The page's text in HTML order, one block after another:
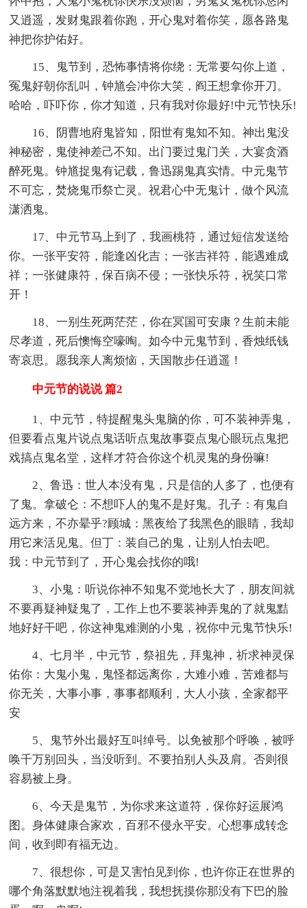
又逍遥，发财鬼跟着你跑，开心鬼对着你笑，愿各路鬼
神把你护佑好。
15、鬼节到，恐怖事情将你绕：无常要勾你上道，
冤鬼好朝你乱叫，钟馗会冲你大笑，阎王想拿你开刀。
哈哈，吓吓你，你才知道，只有我对你最好!中元节快乐!
16、阴曹地府鬼皆知，阳世有鬼知不知。神出鬼没
神秘密，鬼使神差己不知。出门要过鬼门关，大宴贪酒
醉死鬼。钟馗捉鬼有记载，鲁迅踢鬼真实情。中元鬼节
不可忘，焚烧鬼币祭亡灵。祝君心中无鬼计，做个风流
潇洒鬼。
17、中元节马上到了，我画桃符，通过短信发送给
你。一张平安符，能逢凶化吉；一张吉祥符，能遇难成
祥；一张健康符，保百病不侵；一张快乐符，祝笑口常
开！
18、一别生死两茫茫，你在冥国可安康？生前未能
尽孝道，死后懊悔空嚎啕。如今中元鬼节到，香烛纸钱
寄哀思。愿我亲人离烦恼，天国散步任逍遥！
中元节的说说 篇2
1、中元节，特提醒鬼头鬼脑的你，可不装神弄鬼，
但要看点鬼片说点鬼话听点鬼故事耍点鬼心眼玩点鬼把
戏搞点鬼名堂，这样才符合你这个机灵鬼的身份嘛!
2、鲁迅：世人本没有鬼，只是信的人多了，也便有
了鬼。拿破仑：不想吓人的鬼不是好鬼。孔子：有鬼自
远方来，不亦晕乎?顾城：黑夜给了我黑色的眼睛，我却
用它来活见鬼。但丁：装自己的鬼，让别人怕去吧。
我：中元节到了，开心鬼会找你的哦!
3、小鬼：听说你神不知鬼不觉地长大了，朋友间就
不要再疑神疑鬼了，工作上也不要装神弄鬼的了就鬼黠
地好好干吧，你这神鬼难测的小鬼，祝你中元鬼节快乐!
4、七月半，中元节，祭祖先，拜鬼神，祈求神灵保
佑你：大鬼小鬼，鬼怪都远离你，大难小难，苦难都与
你无关，大事小事，事事都顺利，大人小孩，全家都平
安
5、鬼节外出最好互叫绰号。以免被那个呼唤，被呼
唤千万别回头，当没听到。不要拍别人头及肩。否则很
容易被上身。
6、今天是鬼节，为你求来这道符，保你好运展鸿
图。身体健康合家欢，百邪不侵永平安。心想事成转念
间，收到即有福无边。
7、很想你，可是又害怕见到你，也许你正在世界的
哪个角落默默地注视着我，我想抚摸你那没有下巴的脸